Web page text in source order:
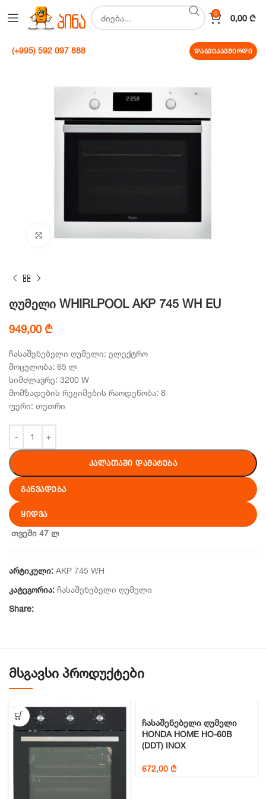
0 0,00 ₾
(+995) 592 097 888 დაგვიკავშირდი
ღუმელი WHIRLPOOL AKP 745 WH EU
949,00 ₾
ჩასაშენებელი ღუმელი: ელექტრო
მოცულობა: 65 ლ
სიმძლავრე: 3200 W
მომზადების რეჟიმების რაოდენობა: 8
ფერი: თეთრი
ᲙᲐᲚᲐᲗᲐᲨᲘ ᲓᲐᲛᲐᲢᲔᲑᲐ
ᲒᲐᲜᲕᲐᲓᲔᲑᲐ
ᲧᲘᲓᲕᲐ
თვეში 47 ლ
არტიკული: AKP 745 WH
კატეგორია: ჩასაშენებელი ღუმელი
Share:
ᲛᲡᲒᲐᲕᲡᲘ ᲞᲠᲝᲓᲣᲥᲢᲔᲑᲘ
ჩასაშენებელი ღუმელი
HONDA HOME HO-60B
(DDT) INOX
672,00 ₾